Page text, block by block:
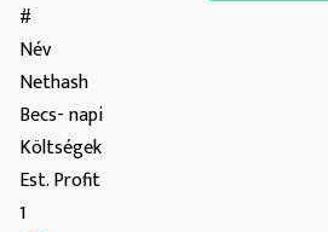
#
Név
Nethash
Becs- napi
Költségek
Est. Profit
1